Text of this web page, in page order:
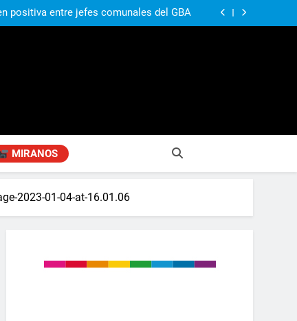
Fabiana Cantilo presenta ‘Flor de Loto’
la locura de la venta de tierras a
la locura de la venta de tierras a
MIRANOS
2023-01-04-at-16.01.06